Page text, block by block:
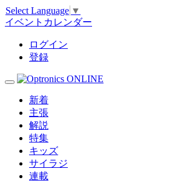
Select Language ▼
イベントカレンダー
ログイン
登録
新着
主張
解説
特集
キッズ
サイラジ
連載